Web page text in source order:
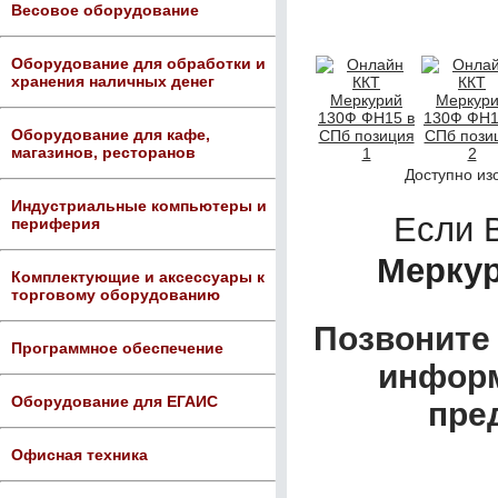
Весовое оборудование
Оборудование для обработки и
хранения наличных денег
Оборудование для кафе,
магазинов, ресторанов
Индустриальные компьютеры и
периферия
Комплектующие и аксессуары к
торговому оборудованию
Программное обеспечение
Оборудование для ЕГАИС
Офисная техника
Доступно
Если